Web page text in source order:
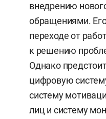
внедрению
обращениями.
переходе от
к решению
Однако
цифровую
систему
лиц и систему